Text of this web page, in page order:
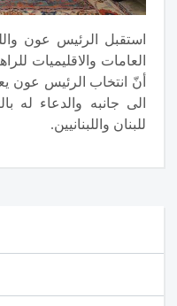
استقبل الرئيس عون
العامات والاقليميات
أنّ انتخاب الرئيس عون
الى جانبه والدعاء له
للبنان واللبنانيين.